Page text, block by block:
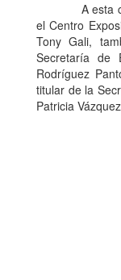
A esta
el Centro
Tony Gali,
Secretaría de
Rodríguez
titular de la
Patricia